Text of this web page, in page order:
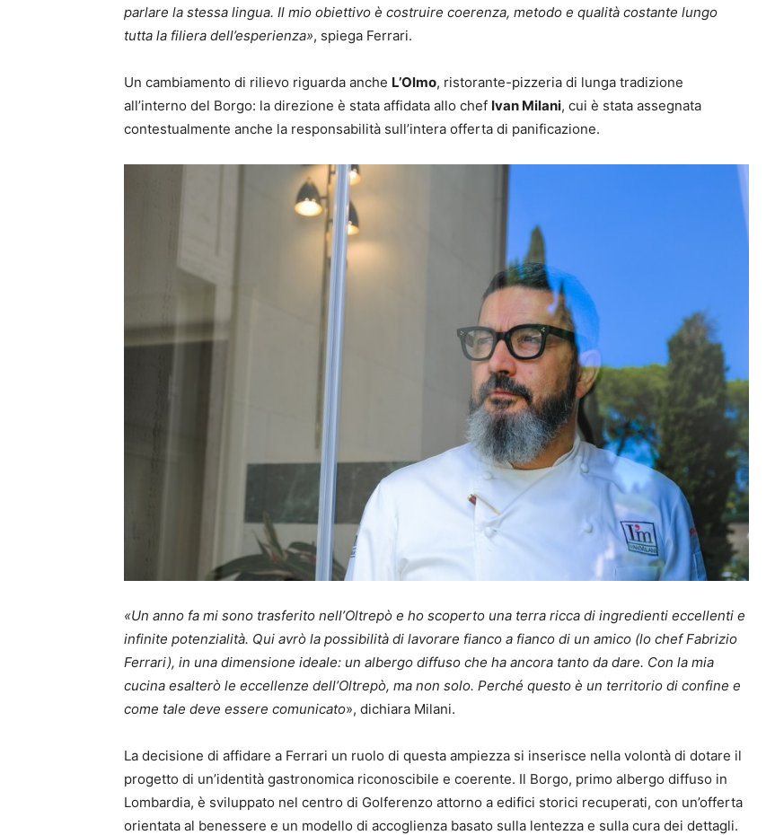
parlare la stessa lingua. Il mio obiettivo è costruire coerenza, metodo e qualità costante lungo
tutta la filiera dell’esperienza», spiega Ferrari.
Un cambiamento di rilievo riguarda anche L’Olmo, ristorante-pizzeria di lunga tradizione
all’interno del Borgo: la direzione è stata affidata allo chef Ivan Milani, cui è stata assegnata
contestualmente anche la responsabilità sull’intera offerta di panificazione.
«Un anno fa mi sono trasferito nell’Oltrepò e ho scoperto una terra ricca di ingredienti eccellenti e
infinite potenzialità. Qui avrò la possibilità di lavorare fianco a fianco di un amico (lo chef Fabrizio
Ferrari), in una dimensione ideale: un albergo diffuso che ha ancora tanto da dare. Con la mia
cucina esalterò le eccellenze dell’Oltrepò, ma non solo. Perché questo è un territorio di confine e
come tale deve essere comunicato», dichiara Milani.
La decisione di affidare a Ferrari un ruolo di questa ampiezza si inserisce nella volontà di dotare il
progetto di un’identità gastronomica riconoscibile e coerente. Il Borgo, primo albergo diffuso in
Lombardia, è sviluppato nel centro di Golferenzo attorno a edifici storici recuperati, con un’offerta
orientata al benessere e un modello di accoglienza basato sulla lentezza e sulla cura dei dettagli.